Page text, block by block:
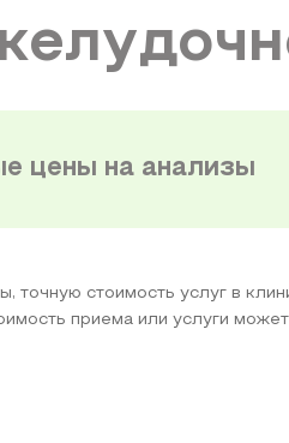
цены на анализы
точную стоимость услуг в
приема или услуги